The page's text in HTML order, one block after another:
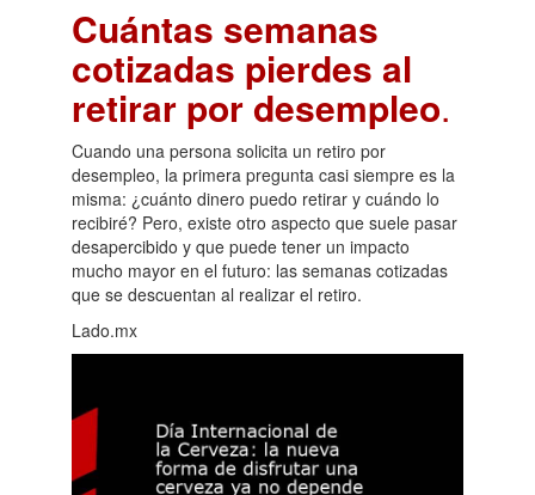
Cuántas semanas
cotizadas pierdes al
retirar por desempleo.
Cuando una persona solicita un retiro por
desempleo, la primera pregunta casi siempre es la
misma: ¿cuánto dinero puedo retirar y cuándo lo
recibiré? Pero, existe otro aspecto que suele pasar
desapercibido y que puede tener un impacto
mucho mayor en el futuro: las semanas cotizadas
que se descuentan al realizar el retiro.
Lado.mx